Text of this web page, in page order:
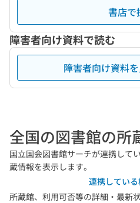
書店で
障害者向け資料で読む
障害者向け資料を
全国の図書館の所
国立国会図書館サーチが連携して
蔵情報を表示します。
連携してい
所蔵館、利用可否等の詳細・最新